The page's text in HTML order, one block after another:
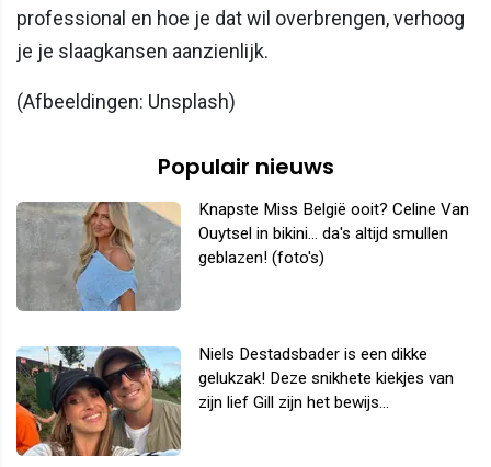
professional en hoe je dat wil overbrengen, verhoog
je je slaagkansen aanzienlijk.
(Afbeeldingen: Unsplash)
Populair nieuws
Knapste Miss België ooit? Celine Van
Ouytsel in bikini... da's altijd smullen
geblazen! (foto's)
Niels Destadsbader is een dikke
gelukzak! Deze snikhete kiekjes van
zijn lief Gill zijn het bewijs...